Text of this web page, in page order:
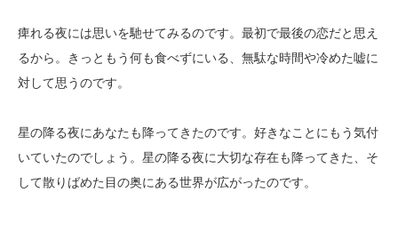
痺れる夜には思いを馳せてみるのです。最初で最後の恋だと思え
るから。きっともう何も食べずにいる、無駄な時間や冷めた嘘に
対して思うのです。
星の降る夜にあなたも降ってきたのです。好きなことにもう気付
いていたのでしょう。星の降る夜に大切な存在も降ってきた、そ
して散りばめた目の奥にある世界が広がったのです。